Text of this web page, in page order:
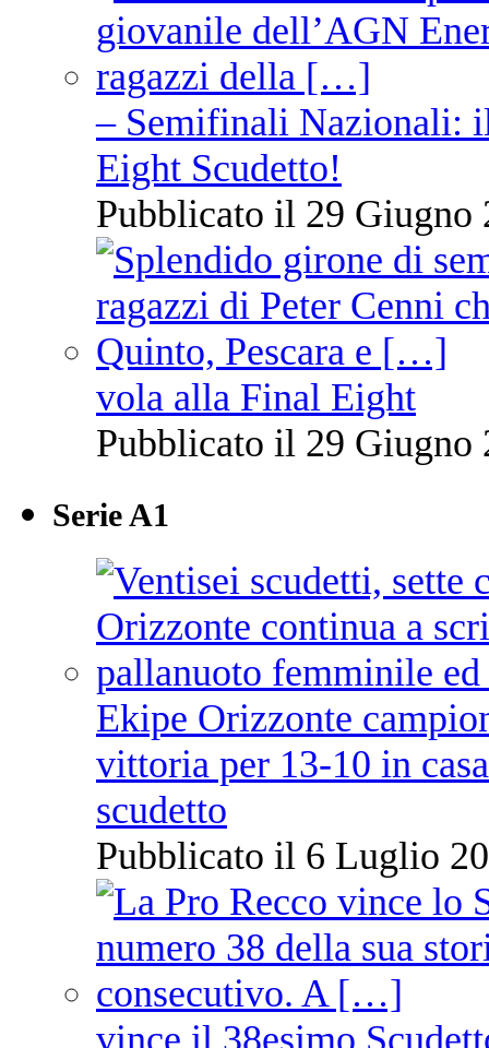
– Semifinali Nazionali:
Eight Scudetto!
Pubblicato il 29 Giugno
vola alla Final Eight
Pubblicato il 29 Giugno
Serie A1
Ekipe Orizzonte
vittoria per 13-10 in
scudetto
Pubblicato il 6 Luglio
vince il 38esimo